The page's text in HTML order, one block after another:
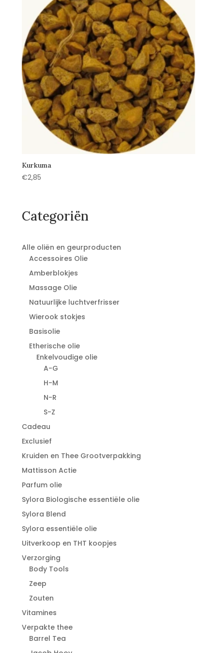
Kurkuma
€2,85
Categoriën
Alle oliën en geurproducten
Accessoires Olie
Amberblokjes
Massage Olie
Natuurlijke luchtverfrisser
Wierook stokjes
Basisolie
Etherische olie
Enkelvoudige olie
A-G
H-M
N-R
S-Z
Cadeau
Exclusief
Kruiden en Thee Grootverpakking
Mattisson Actie
Parfum olie
Sylora Biologische essentiële olie
Sylora Blend
Sylora essentiële olie
Uitverkoop en THT koopjes
Verzorging
Body Tools
Zeep
Zouten
Vitamines
Verpakte thee
Barrel Tea